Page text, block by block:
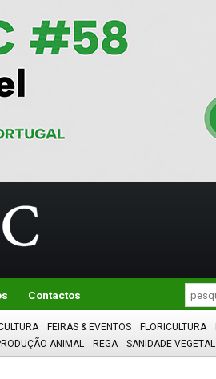
Contactos
FEIRAS & EVENTOS FLORICULTURA
ANIMAL REGA SANIDADE VEGETAL